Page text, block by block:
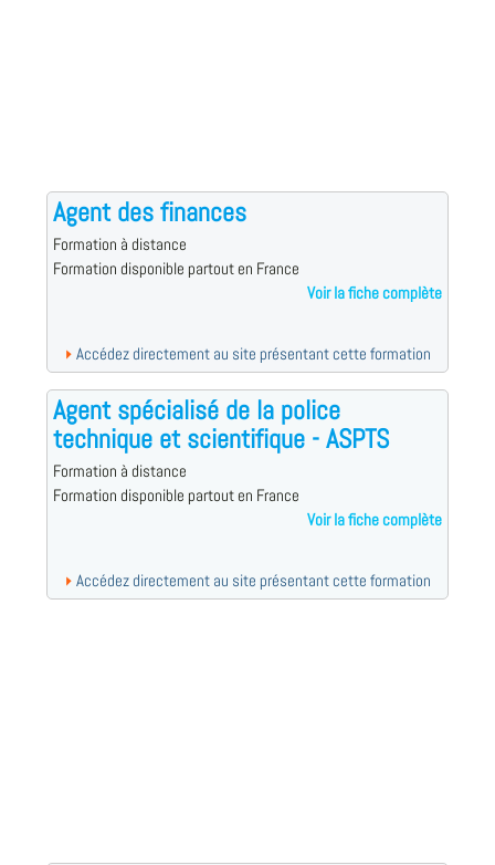
Agent des finances
Formation à distance
Formation disponible partout en France
Voir la fiche complète
Accédez directement au site présentant cette formation
Agent spécialisé de la police
technique et scientifique - ASPTS
Formation à distance
Formation disponible partout en France
Voir la fiche complète
Accédez directement au site présentant cette formation